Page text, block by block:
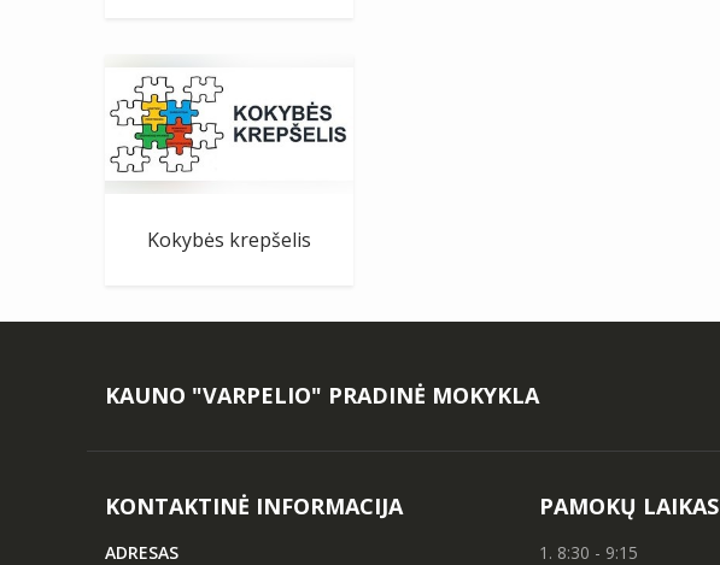
Kokybės krepšelis
KAUNO "VARPELIO" PRADINĖ MOKYKLA
KONTAKTINĖ INFORMACIJA
ADRESAS
PAMOKŲ LAIKAS
1. 8:30 - 9:15